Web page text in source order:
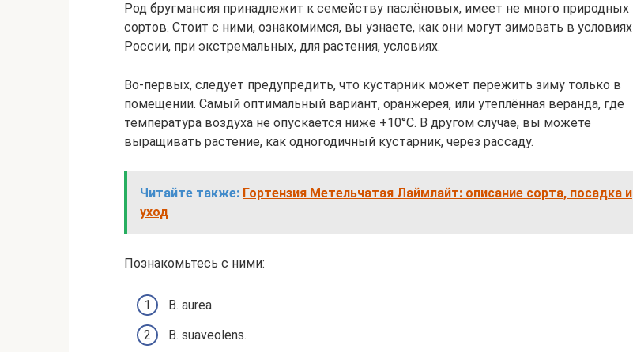
Род бругмансия принадлежит к семейству паслёновых, имеет не много природных
сортов. Стоит с ними, ознакомимся, вы узнаете, как они могут зимовать в условиях
России, при экстремальных, для растения, условиях.
Во-первых, следует предупредить, что кустарник может пережить зиму только в
помещении. Самый оптимальный вариант, оранжерея, или утеплённая веранда, где
температура воздуха не опускается ниже +10°С. В другом случае, вы можете
выращивать растение, как одногодичный кустарник, через рассаду.
Читайте также: Гортензия Метельчатая Лаймлайт: описание сорта, посадка и
уход
Познакомьтесь с ними:
B. aurea.
B. suaveоlens.